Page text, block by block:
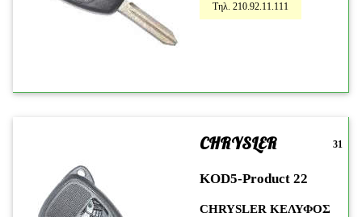
Τηλ. 210.92.11.111
CHRYSLER
KOD5-Product 22
CHRYSLER ΚΕΛΥΦΟΣ
31